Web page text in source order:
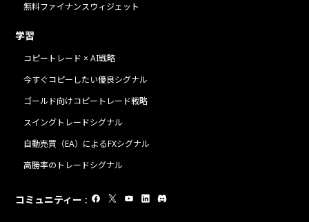
無料ファイナンスウィジェット
学習
コピートレード × AI戦略
今すぐコピーしたい優良シグナル
ゴールド向けコピートレード戦略
スイングトレードシグナル
自動売買（EA）によるFXシグナル
高勝率のトレードシグナル
コミュニティー :